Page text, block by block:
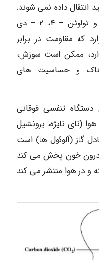
انتقال داده نمی شوند.
این مواد شامل بریلیوم، توریم و تولوئن – ۴، ۲ – دی
که مقاومت در برابر
ممکن است سوزش،
و حساسیت های
تنفسی فوقانی
(نای نایژه، برونشیل
گاز (آلوئول ها) است
درون خون پخش می کند
و در هوا منتشر می کند